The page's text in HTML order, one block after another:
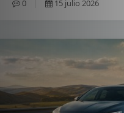
0
15 julio 2026